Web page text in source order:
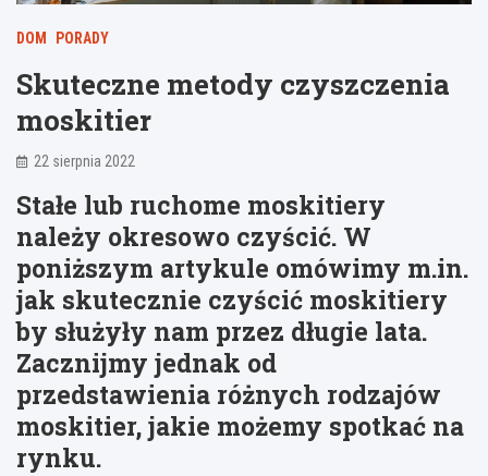
DOM PORADY
Skuteczne metody czyszczenia
moskitier
22 sierpnia 2022
Stałe lub ruchome moskitiery
należy okresowo czyścić. W
poniższym artykule omówimy m.in.
jak skutecznie czyścić moskitiery
by służyły nam przez długie lata.
Zacznijmy jednak od
przedstawienia różnych rodzajów
moskitier, jakie możemy spotkać na
rynku.